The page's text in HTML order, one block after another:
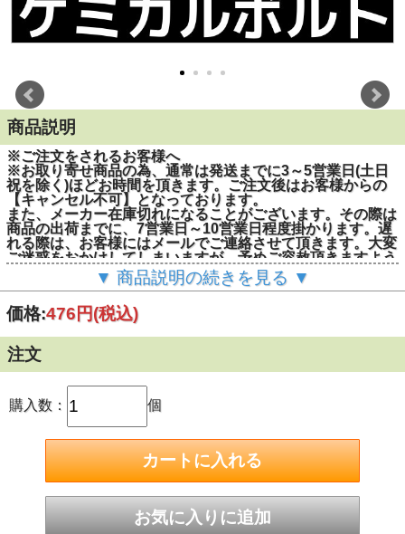
商品説明
※ご注文をされるお客様へ
※お取り寄せ商品の為、通常は発送までに3～5営業日(土日
祝を除く)ほどお時間を頂きます。ご注文後はお客様からの
【キャンセル不可】となっております。
また、メーカー在庫切れになることがございます。その際は
商品の出荷までに、7営業日～10営業日程度掛かります。遅
れる際は、お客様にはメールでご連絡させて頂きます。大変
ご迷惑をおかけしてしまいますが、予めご容赦頂きますよう
お願い申し上げます。
※1度のご注文で50個(本)までとさせて頂きます。51個(本)以
上ご希望の際はお手数ですが再度ご注文くださいませ。
ご注文前に今一度ご確認くださいませ！
※サイズ・数量お間違えの無いようにご注文をお願い致しま
す。ご注文後のサイズ及び数量交換は承れません。
■鉄鋼部品の防食用として用いられ、コストの割にはメッキ
の皮膜が厚く、耐食性・耐久性に優れておりますが、外観は
表面の粗いつくりになっております。
■ねじ呼び径（太さ・直径）：M16
■長さ：300mm
■寸切ボルト1本・ナット2個・ワッシャー1個のセット
▼ 商品説明の続きを見る ▼
価格:476円(税込)
注文
購入数： 個